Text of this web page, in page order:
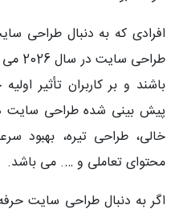
افرادی که به دنبال طراحی
باشند و بر کاربران تأثیر
خالی، طراحی تیره، بهبود
محتوای تعاملی و …. می باشد.
اگر به دنبال طراحی سایت